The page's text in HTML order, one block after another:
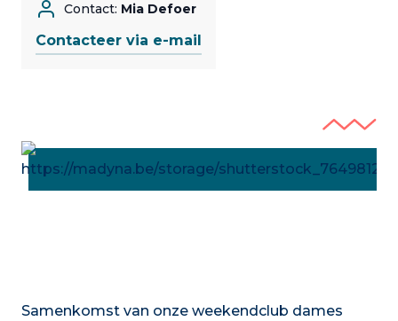
Contact: Mia Defoer
Contacteer via e-mail
Samenkomst van onze weekendclub dames